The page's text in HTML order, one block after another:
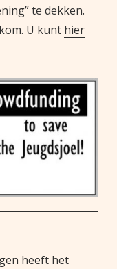
te dekken.
U kunt hier
heeft het